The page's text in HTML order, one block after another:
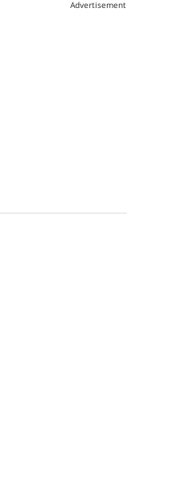
Advertisement